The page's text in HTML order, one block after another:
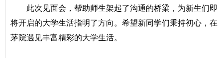
此次见面会，帮助师生架起了沟通的桥梁，为新生们即
将开启的大学生活指明了方向。希望新同学们秉持初心，在
茅院遇见丰富精彩的大学生活。